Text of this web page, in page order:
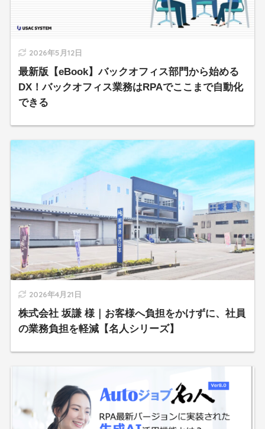
2026年5月12日
最新版【eBook】バックオフィス部門から始める
DX！バックオフィス業務はRPAでここまで自動化
できる
2026年4月21日
株式会社 坂謙 様｜お客様へ負担をかけずに、社員
の業務負担を軽減【名人シリーズ】